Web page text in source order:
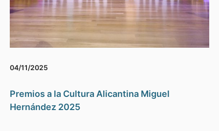
04/11/2025
Premios a la Cultura Alicantina Miguel
Hernández 2025